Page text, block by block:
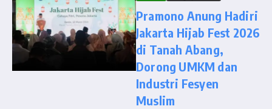
Pramono Anung Hadiri
Jakarta Hijab Fest 2026
di Tanah Abang,
Dorong UMKM dan
Industri Fesyen
Muslim